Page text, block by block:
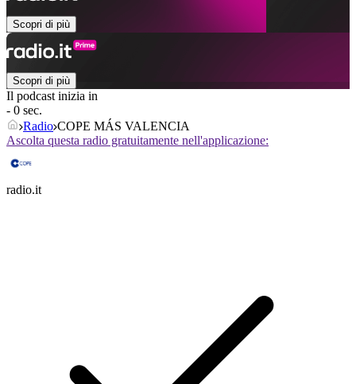
Scopri di più
Scopri di più
Il podcast inizia in
- 0 sec.
Radio COPE MÁS VALENCIA
Ascolta questa radio gratuitamente nell'applicazione:
radio.it